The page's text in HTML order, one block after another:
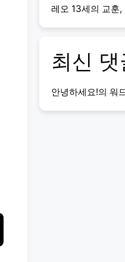
레오 13세의 교훈,
최신 댓
안녕하세요!의 워